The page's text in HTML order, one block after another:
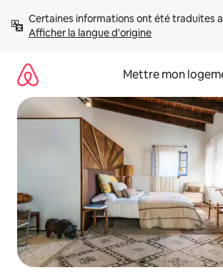
directement
Afficher la langue d'origine
Mettre mon